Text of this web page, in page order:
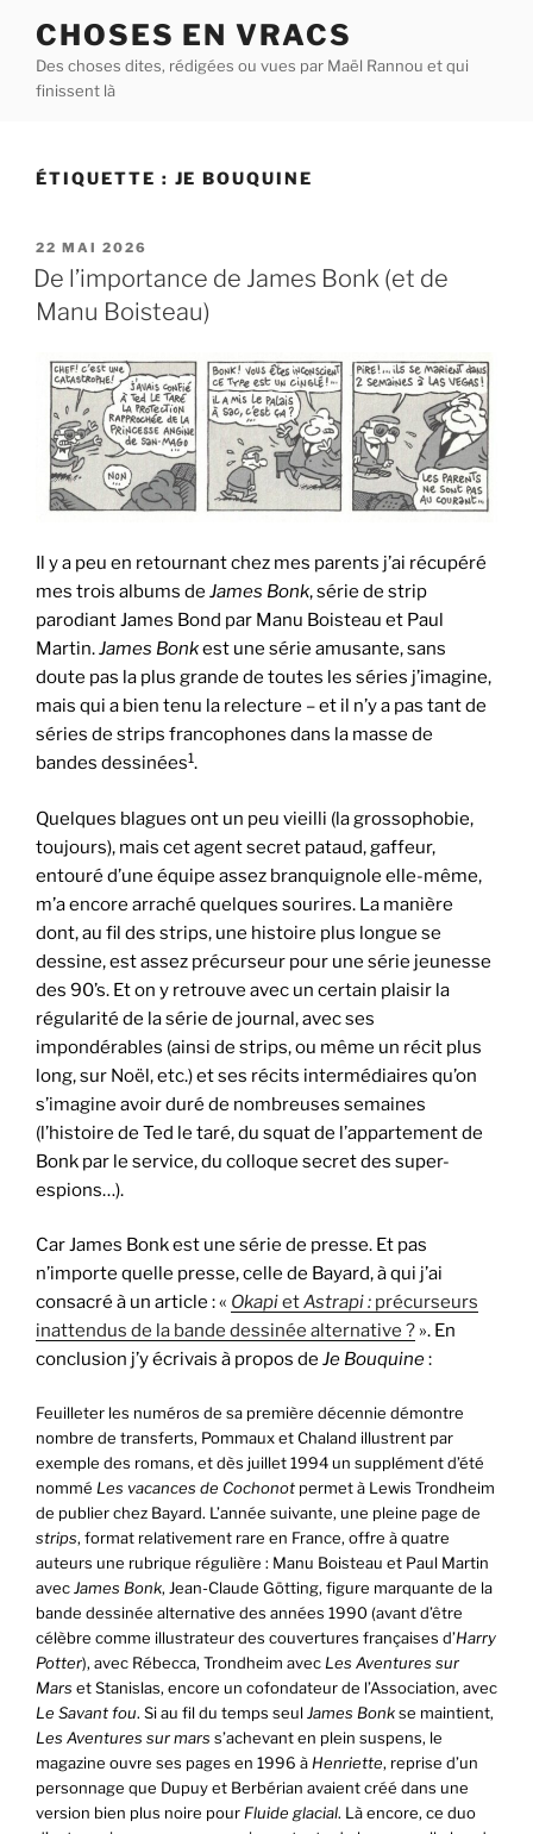
contenu
principal
CHOSES EN VRACS
Des choses dites, rédigées ou vues par Maël Rannou et qui
finissent là
ÉTIQUETTE : JE BOUQUINE
PUBLIÉ
LE
22 MAI 2026
De l’importance de James Bonk (et de
Manu Boisteau)
Il y a peu en retournant chez mes parents j’ai récupéré
mes trois albums de James Bonk, série de strip
parodiant James Bond par Manu Boisteau et Paul
Martin.James Bonkest une série amusante, sans
doute pas la plus grande de toutes les séries j’imagine,
mais qui a bien tenu la relecture – et il n’y a pas tant de
séries de strips francophones dans la masse de
bandes dessinées1.
Quelques blagues ont un peu vieilli (la grossophobie,
toujours), mais cet agent secret pataud, gaffeur,
entouré d’une équipe assez branquignole elle-même,
m’a encore arraché quelques sourires. La manière
dont, au fil des strips, une histoire plus longue se
dessine, est assez précurseur pour une série jeunesse
des 90’s. Et on y retrouve avec un certain plaisir la
régularité de la série de journal, avec ses
impondérables (ainsi de strips, ou même un récit plus
long, sur Noël, etc.) et ses récits intermédiaires qu’on
s’imagine avoir duré de nombreuses semaines
(l’histoire de Ted le taré, du squat de l’appartement de
Bonk par le service, du colloque secret des super-
espions…).
Car James Bonk est une série de presse. Et pas
n’importe quelle presse, celle de Bayard, à qui j’ai
consacré à un article : « OkapietAstrapi : précurseurs
inattendus de la bande dessinée alternative ? ». En
conclusion j’y écrivais à propos de Je Bouquine:
Feuilleter les numéros de sa première décennie démontre
nombre de transferts, Pommaux et Chaland illustrent par
exemple des romans, et dès juillet 1994 un supplément d’été
nommé Les vacances de Cochonot permet à Lewis Trondheim
de publier chez Bayard. L’année suivante, une pleine page de
strips, format relativement rare en France, offre à quatre
auteurs une rubrique régulière : Manu Boisteau et Paul Martin
avec James Bonk, Jean-Claude Götting, figure marquante de la
bande dessinée alternative des années 1990 (avant d’être
célèbre comme illustrateur des couvertures françaises d’Harry
Potter), avec Rébecca, Trondheim avec Les Aventures sur
Mars et Stanislas, encore un cofondateur de l’Association, avec
Le Savant fou. Si au fil du temps seul James Bonkse maintient,
Les Aventures sur mars s’achevant en plein suspens, le
magazine ouvre ses pages en 1996 à Henriette, reprise d’un
personnage que Dupuy et Berbérian avaient créé dans une
version bien plus noire pour Fluide glacial. Là encore, ce duo